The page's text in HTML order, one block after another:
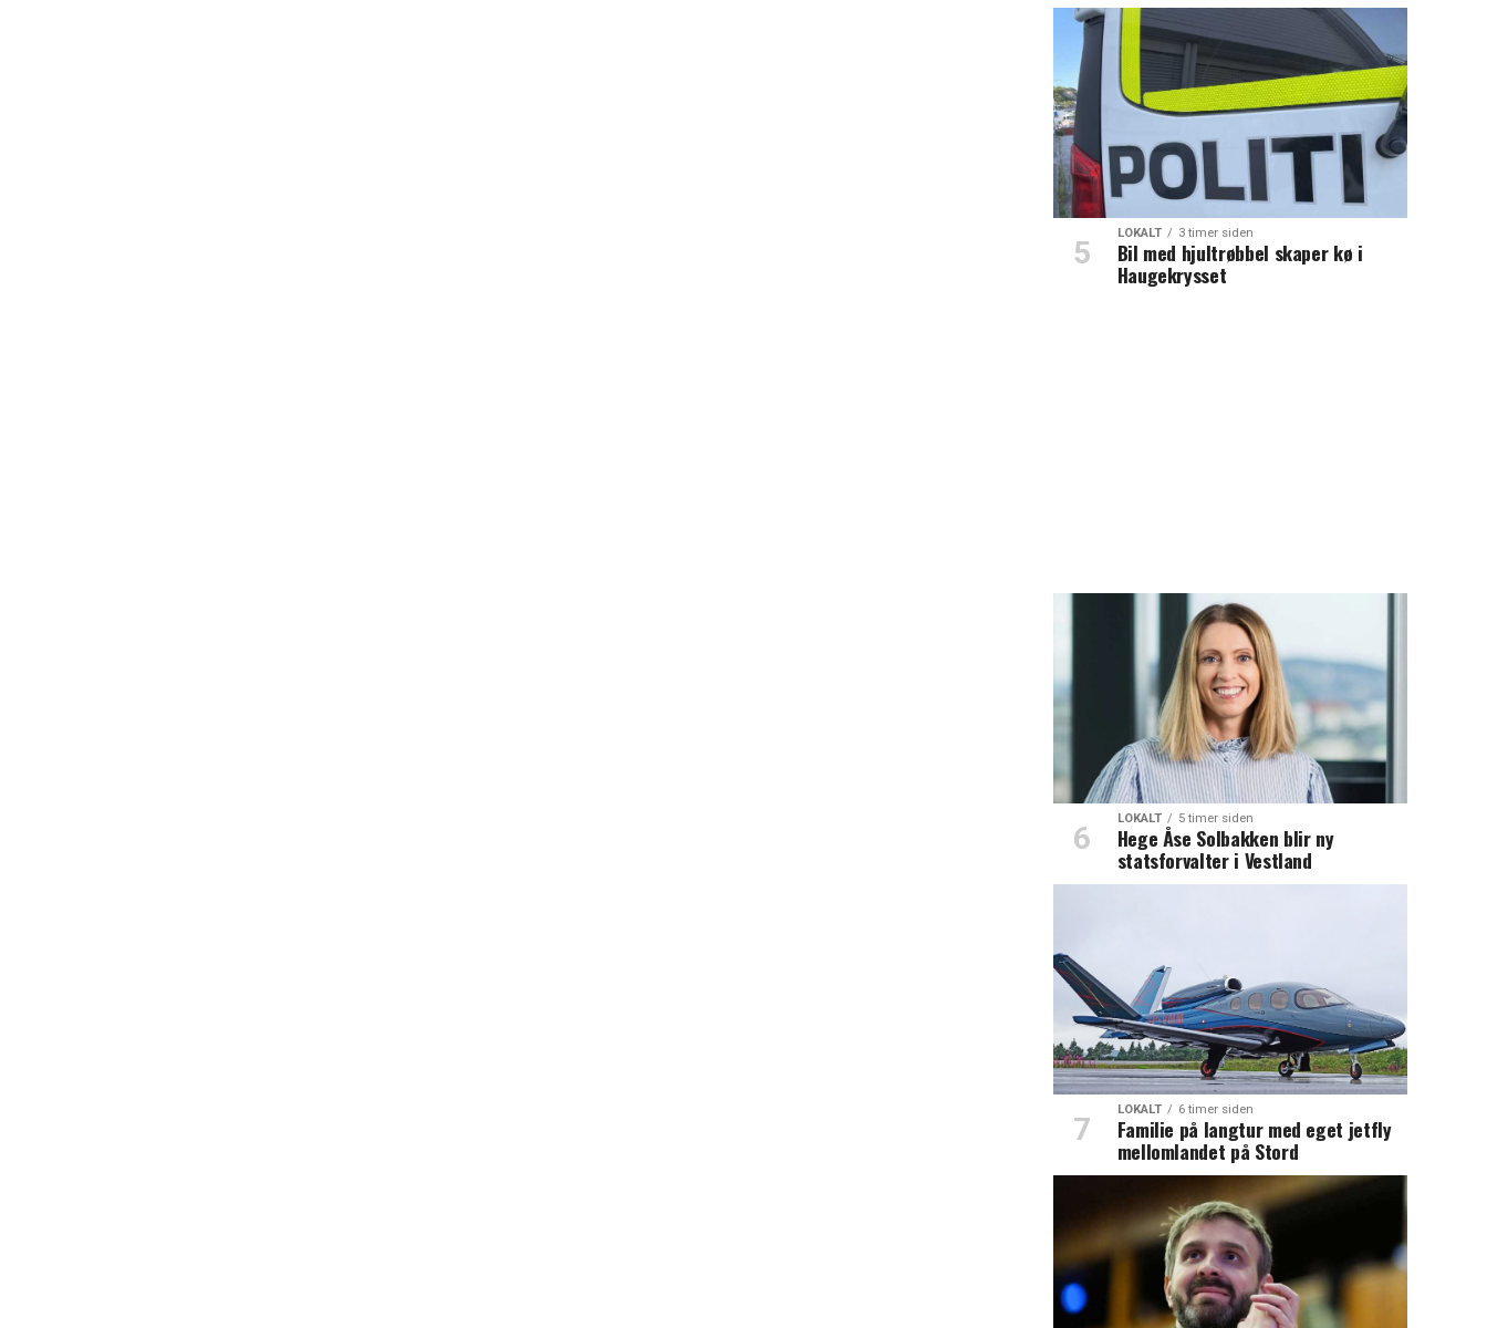
LOKALT 3 timer siden
Bil med hjultrøbbel skaper kø i
Haugekrysset
LOKALT 5 timer siden
Hege Åse Solbakken blir ny
statsforvalter i Vestland
LOKALT 6 timer siden
Familie på langtur med eget jetfly
mellomlandet på Stord